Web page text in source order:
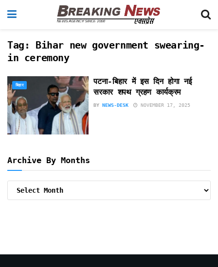
Tag: Bihar new government swearing-
in ceremony
बिहार
पटना-बिहार में इस दिन होगा नई
सरकार शपथ ग्रहण कार्यक्रम
BY NEWS-DESK NOVEMBER 17, 2025
Archive By Months